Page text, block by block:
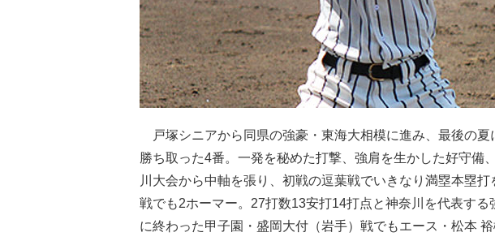
戸塚シニアから同県の強豪・東海大相模に進み、最後の夏
勝ち取った4番。一発を秘めた打撃、強肩を生かした好守備
川大会から中軸を張り、初戦の逗葉戦でいきなり満塁本塁
戦でも2ホーマー。27打数13安打14打点と神奈川を代表する
に終わった甲子園・盛岡大付（岩手）戦でもエース・松本